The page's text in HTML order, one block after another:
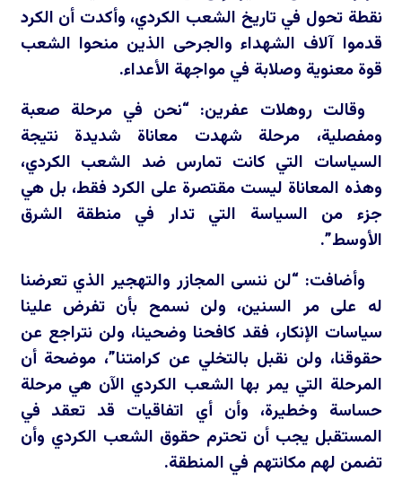
نقطة تحول في تاريخ الشعب الكردي، وأكدت أن الكرد
قدموا آلاف الشهداء والجرحى الذين منحوا الشعب
قوة معنوية وصلابة في مواجهة الأعداء.
وقالت روهلات عفرين: “نحن في مرحلة صعبة
ومفصلية، مرحلة شهدت معاناة شديدة نتيجة
السياسات التي كانت تمارس ضد الشعب الكردي،
وهذه المعاناة ليست مقتصرة على الكرد فقط، بل هي
جزء من السياسة التي تدار في منطقة الشرق
الأوسط”.
وأضافت: “لن ننسى المجازر والتهجير الذي تعرضنا
له على مر السنين، ولن نسمح بأن تفرض علينا
سياسات الإنكار، فقد كافحنا وضحينا، ولن نتراجع عن
حقوقنا، ولن نقبل بالتخلي عن كرامتنا”، موضحة أن
المرحلة التي يمر بها الشعب الكردي الآن هي مرحلة
حساسة وخطيرة، وأن أي اتفاقيات قد تعقد في
المستقبل يجب أن تحترم حقوق الشعب الكردي وأن
تضمن لهم مكانتهم في المنطقة.